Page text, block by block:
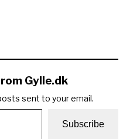
Gylle.dk
sent to your email.
Subscribe